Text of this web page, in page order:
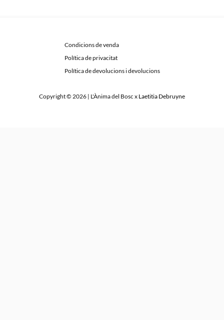
Condicions de venda
Política de privacitat
Política de devolucions i devolucions
Copyright © 2026 | L'Ànima del Bosc x Laetitia Debruyne